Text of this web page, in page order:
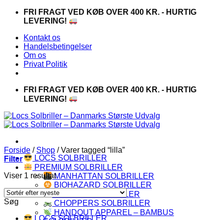
FortsætFRI FRAGT VED KØB OVER 400 KR. - HURTIG
LEVERING!
Kontakt os
Handelsbetingelser
Om os
Privat Politik
FRI FRAGT VED KØB OVER 400 KR. - HURTIG
LEVERING!
LOCS SOLBRILLER
PREMIUM SOLBRILLER
MANHATTAN SOLBRILLER
BIOHAZARD SOLBRILLER
CAPRAIA SOLBRILLER
CHOPPERS SOLBRILLER
HANDOUT APPAREL – BAMBUS
Forside / Shop /Varer tagged “lilla”
Filter
Viser 1 resultat
Søg